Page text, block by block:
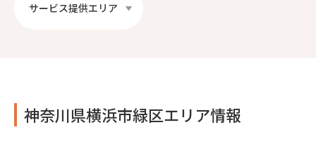
サービス提供エリア
神奈川県横浜市緑区エリア情報